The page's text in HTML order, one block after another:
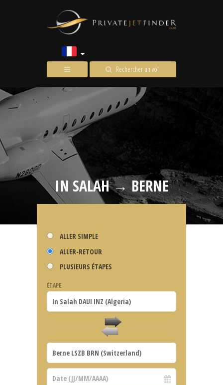
Rechercher un vol
IN SALAH → BERNE
ALLER SIMPLE
ALLER-RETOUR
PLUSIEURS ÉTAPES
ÉTAPE